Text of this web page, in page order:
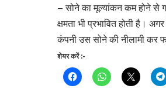
– सोने का मूल्यांकन कम होने से
क्षमता भी प्रभावित होती है।
कंपनी उस सोने की नीलामी कर
शेयर करें :-